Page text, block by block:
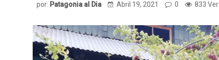
por: Patagonia al Dia Abril 19, 2021 0 833 Ver